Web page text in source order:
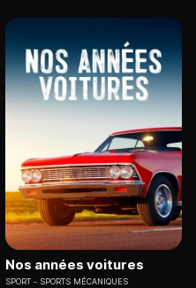
Nos années voitures
SPORT SPORTS MÉCANIQUES